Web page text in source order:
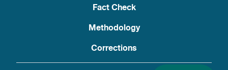
Fact Check
Methodology
Corrections